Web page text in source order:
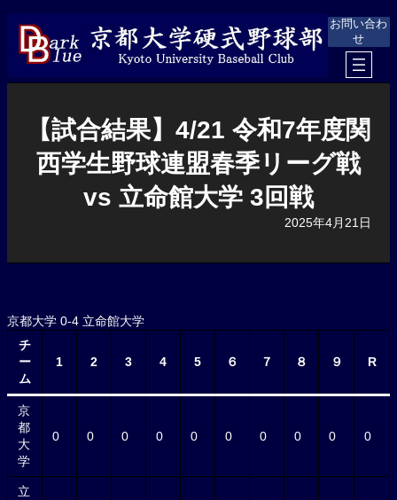
キ
お問い合わ
せ
【試合結果】4/21 令和7年度関
西学生野球連盟春季リーグ戦
vs 立命館大学 3回戦
2025年4月21日
京都大学 0-4 立命館大学
チ
ー
ム
1 2 3 4 5 ６ ７ ８ ９ R
京
都
大
学
0 0 0 0 0 0 0 0 0 0
立